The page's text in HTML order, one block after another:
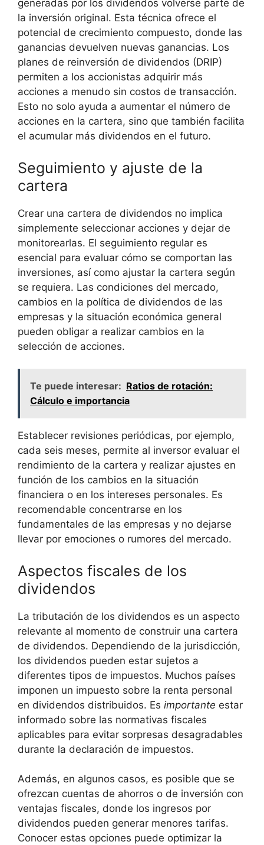
generadas por los dividendos ​volverse ⁣parte de
la inversión original. ⁤Esta ⁣técnica⁤ ofrece⁢ el
potencial de crecimiento ‌compuesto,​ donde las
ganancias devuelven⁣ nuevas⁣ ganancias. Los
planes de reinversión⁣ de dividendos (DRIP)
permiten a los ‌accionistas adquirir más
⁤acciones a menudo ⁤sin‌ costos de transacción.​
Esto no solo⁣ ayuda a aumentar el⁤ número de
acciones en la cartera, sino que también facilita
el acumular más ⁣dividendos en el futuro.
Seguimiento y ajuste de la
⁢cartera
Crear una‍ cartera de dividendos no implica
simplemente seleccionar‍ acciones y dejar ‍de
monitorearlas. El ⁤seguimiento regular es⁣
esencial ⁢para evaluar cómo se comportan las
inversiones, así como ajustar la cartera según
se requiera. Las condiciones ⁤del mercado,
cambios en la⁣ política de dividendos⁤ de​ las
empresas y la situación​ económica general ​
pueden obligar a realizar cambios‍ en la
selección de⁣ acciones.
Te puede interesar: Ratios de rotación:
Cálculo e importancia
Establecer revisiones periódicas,‍ por ejemplo,
cada seis meses, ⁣permite ‍al inversor evaluar el
rendimiento ​de la cartera y realizar ajustes en
función de los cambios en ⁤la situación
financiera o en los intereses personales. Es
recomendable concentrarse en los
‍fundamentales ‌de⁢ las empresas​ y no dejarse
llevar ⁤por⁣ emociones o rumores del ⁣mercado.
Aspectos fiscales de los
dividendos
La tributación de ‍los dividendos es un aspecto
relevante al momento de construir una⁤ cartera
de⁤ dividendos. Dependiendo de la ⁤jurisdicción,
los dividendos pueden estar ⁤sujetos a
diferentes ⁣tipos de⁣ impuestos. Muchos países
⁤imponen ⁢un impuesto sobre la ‍renta personal
en dividendos distribuidos. Es importante estar
informado sobre‌ las normativas⁢ fiscales‌
aplicables para evitar sorpresas desagradables
durante la declaración ⁤de ‍impuestos.
Además, en algunos casos, es posible que‌ se
ofrezcan ⁢cuentas de ahorros⁣ o​ de inversión⁢ con
ventajas fiscales, donde los ingresos por
dividendos ‍pueden⁣ generar menores ⁣tarifas.
Conocer estas opciones puede optimizar la